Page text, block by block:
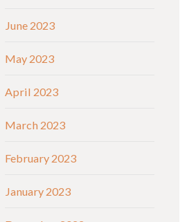
June 2023
May 2023
April 2023
March 2023
February 2023
January 2023